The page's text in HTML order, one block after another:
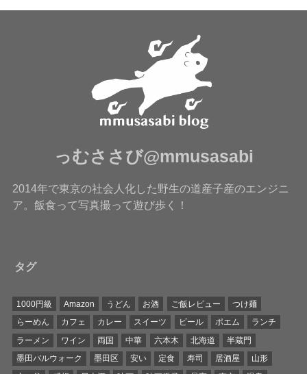
っむささび@mmusasabi
2014年で東京の社会人化した野生の道産子産のエンジニ
ア。飯食って写真撮って遊び歩く！
タグ
1000円級 Amazon うどん お酒 ご飯レビュー
つけ麺
らーめん
カフェ カレー スイーツ ビール ポエム
ランチ
ラーメン
ワイン 両国 中華 六本木 北海道
半蔵門
墨田バルウォーク
墨田区 安い 定食 寿司 居酒屋
山形